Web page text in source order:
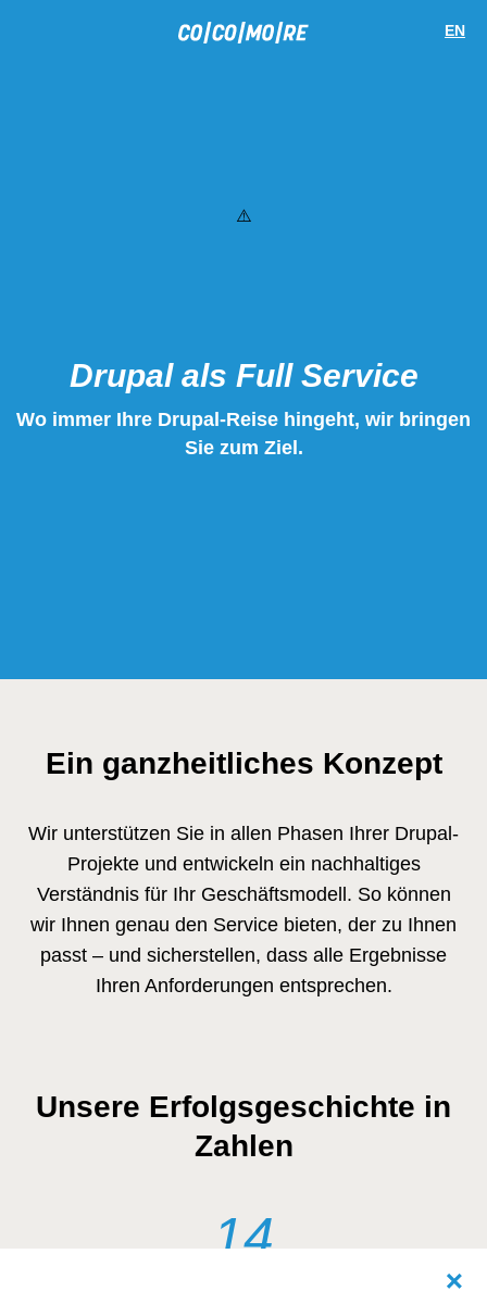
zum
Inhalt
Einstellungen
EN
Drupal als Full Service
Wo immer Ihre Drupal-Reise hingeht, wir bringen
Sie zum Ziel.
Ein ganzheitliches Konzept
Wir unterstützen Sie in allen Phasen Ihrer Drupal-
Projekte und entwickeln ein nachhaltiges
Verständnis für Ihr Geschäftsmodell. So können
wir Ihnen genau den Service bieten, der zu Ihnen
passt – und sicherstellen, dass alle Ergebnisse
Ihren Anforderungen entsprechen.
Unsere Erfolgsgeschichte in
Zahlen
14